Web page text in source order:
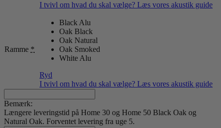
I tvivl om hvad du skal vælge? Læs vores akustik guide
Ramme *
Black Alu
Oak Black
Oak Natural
Oak Smoked
White Alu
Ryd
I tvivl om hvad du skal vælge? Læs vores akustik guide
Bemærk:
Længere leveringstid på Home 30 og Home 50 Black Oak og
Natural Oak. Forventet levering fra uge 5.